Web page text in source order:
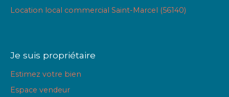
Location local commercial Saint-Marcel (56140)
Je suis propriétaire
Estimez votre bien
Espace vendeur